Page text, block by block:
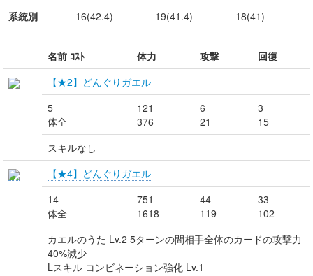
系統別
16(42.4) 19(41.4) 18(41)
名前 ｺｽﾄ 体力 攻撃
回復
【★2】どんぐりガエル
5
体全
121
376
6
21
3
15
スキルなし
【★4】どんぐりガエル
14
体全
751
1618
44
119
33
102
カエルのうた Lv.2 5ターンの間相手全体のカードの攻撃力
40%減少
Lスキル コンビネーション強化 Lv.1